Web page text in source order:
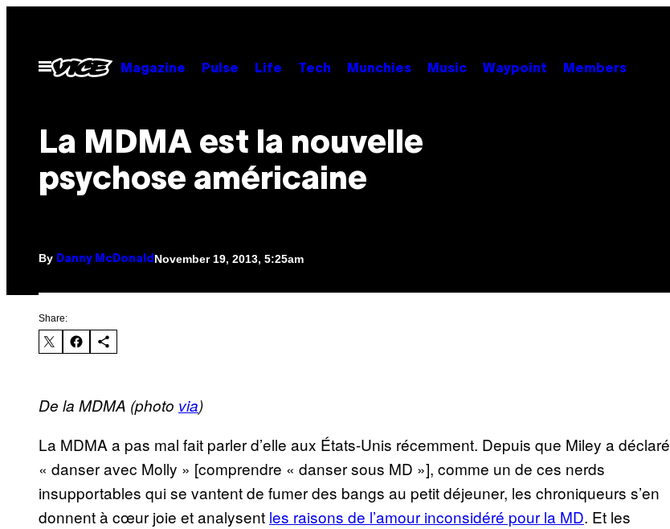
contentOpen
Menu
Magazine Pulse Life Tech Munchies Music Waypoint Members
La MDMA est la nouvelle
psychose américaine
By Danny McDonald November 19, 2013, 5:25am
Share:
De la MDMA (photo via)
La MDMA a pas mal fait parler d’elle aux États-Unis récemment. Depuis que Miley a déclaré
« danser avec Molly » [comprendre « danser sous MD »], comme un de ces nerds
insupportables qui se vantent de fumer des bangs au petit déjeuner, les chroniqueurs s’en
donnent à cœur joie et analysent les raisons de l’amour inconsidéré pour la MD. Et les